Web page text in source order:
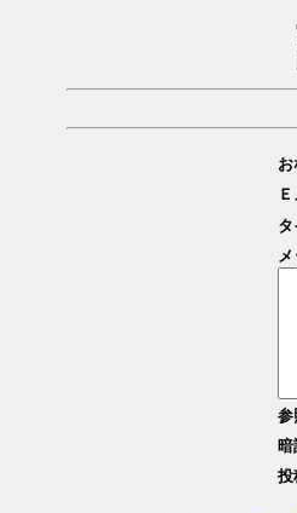
お
タ
参
暗
投